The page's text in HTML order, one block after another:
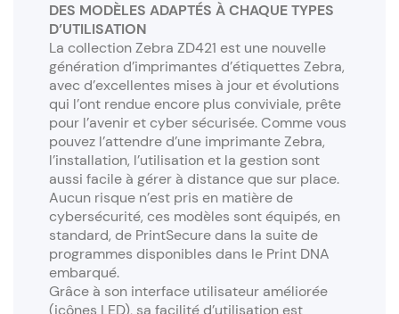
DES MODÈLES ADAPTÉS À CHAQUE TYPES
D’UTILISATION
La collection Zebra ZD421 est une nouvelle
génération d’imprimantes d’étiquettes Zebra,
avec d’excellentes mises à jour et évolutions
qui l’ont rendue encore plus conviviale, prête
pour l’avenir et cyber sécurisée. Comme vous
pouvez l’attendre d’une imprimante Zebra,
l’installation, l’utilisation et la gestion sont
aussi facile à gérer à distance que sur place.
Aucun risque n’est pris en matière de
cybersécurité, ces modèles sont équipés, en
standard, de PrintSecure dans la suite de
programmes disponibles dans le Print DNA
embarqué.
Grâce à son interface utilisateur améliorée
(icônes LED), sa facilité d’utilisation est